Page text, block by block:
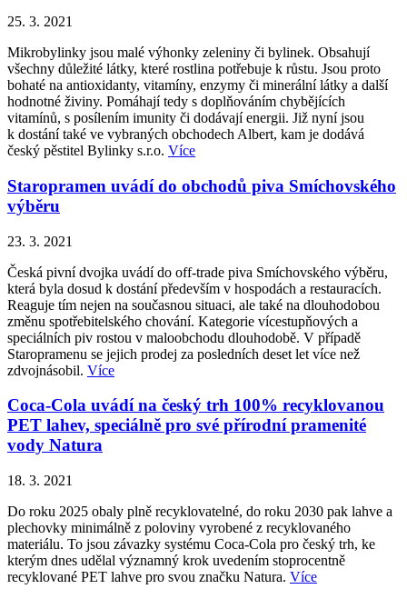
25. 3. 2021
Mikrobylinky jsou malé výhonky zeleniny či bylinek. Obsahují
všechny důležité látky, které rostlina potřebuje k růstu. Jsou proto
bohaté na antioxidanty, vitamíny, enzymy či minerální látky a další
hodnotné živiny. Pomáhají tedy s doplňováním chybějících
vitamínů, s posílením imunity či dodávají energii. Již nyní jsou
k dostání také ve vybraných obchodech Albert, kam je dodává
český pěstitel Bylinky s.r.o. Více
Staropramen uvádí do obchodů piva Smíchovského
výběru
23. 3. 2021
Česká pivní dvojka uvádí do off-trade piva Smíchovského výběru,
která byla dosud k dostání především v hospodách a restauracích.
Reaguje tím nejen na současnou situaci, ale také na dlouhodobou
změnu spotřebitelského chování. Kategorie vícestupňových a
speciálních piv rostou v maloobchodu dlouhodobě. V případě
Staropramenu se jejich prodej za posledních deset let více než
zdvojnásobil. Více
Coca-Cola uvádí na český trh 100% recyklovanou
PET lahev, speciálně pro své přírodní pramenité
vody Natura
18. 3. 2021
Do roku 2025 obaly plně recyklovatelné, do roku 2030 pak lahve a
plechovky minimálně z poloviny vyrobené z recyklovaného
materiálu. To jsou závazky systému Coca-Cola pro český trh, ke
kterým dnes udělal významný krok uvedením stoprocentně
recyklované PET lahve pro svou značku Natura. Více